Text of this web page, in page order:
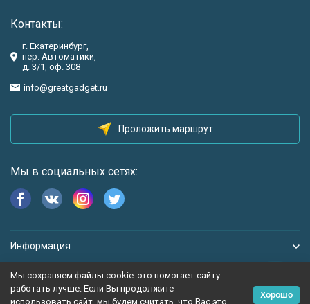
Контакты:
г. Екатеринбург,
пер. Автоматики,
д. 3/1, оф. 308
info@greatgadget.ru
Проложить маршрут
Мы в социальных сетях:
Информация
Мы сохраняем файлы cookie: это помогает сайту
работать лучше. Если Вы продолжите
использовать сайт, мы будем считать, что Вас это
Хорошо